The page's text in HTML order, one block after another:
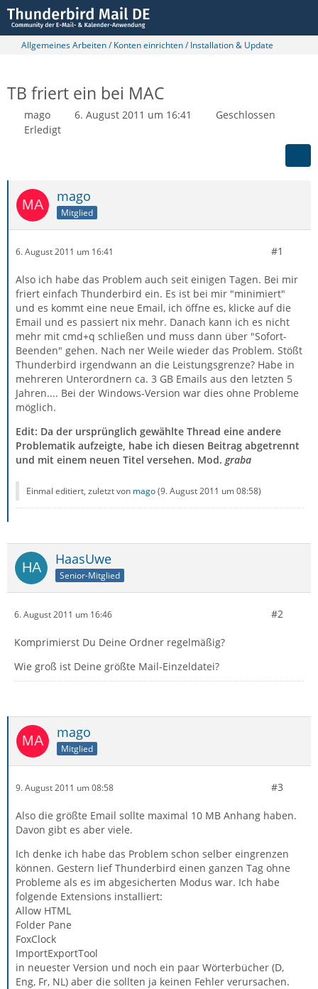
Allgemeines Arbeiten / Konten einrichten / Installation & Update
TB friert ein bei MAC
mago 6. August 2011 um 16:41
Geschlossen
Erledigt
mago
Mitglied
6. August 2011 um 16:41 #1
Also ich habe das Problem auch seit einigen Tagen. Bei mir
friert einfach Thunderbird ein. Es ist bei mir "minimiert"
und es kommt eine neue Email, ich öffne es, klicke auf die
Email und es passiert nix mehr. Danach kann ich es nicht
mehr mit cmd+q schließen und muss dann über "Sofort-
Beenden" gehen. Nach ner Weile wieder das Problem. Stößt
Thunderbird irgendwann an die Leistungsgrenze? Habe in
mehreren Unterordnern ca. 3 GB Emails aus den letzten 5
Jahren.... Bei der Windows-Version war dies ohne Probleme
möglich.
Edit: Da der ursprünglich gewählte Thread eine andere
Problematik aufzeigte, habe ich diesen Beitrag abgetrennt
und mit einem neuen Titel versehen. Mod. graba
Einmal editiert, zuletzt von mago(9. August 2011 um 08:58)
HaasUwe
Senior-Mitglied
6. August 2011 um 16:46 #2
Komprimierst Du Deine Ordner regelmäßig?
Wie groß ist Deine größte Mail-Einzeldatei?
mago
Mitglied
9. August 2011 um 08:58 #3
Also die größte Email sollte maximal 10 MB Anhang haben.
Davon gibt es aber viele.
Ich denke ich habe das Problem schon selber eingrenzen
können. Gestern lief Thunderbird einen ganzen Tag ohne
Probleme als es im abgesicherten Modus war. Ich habe
folgende Extensions installiert:
Allow HTML
Folder Pane
FoxClock
ImportExportTool
in neuester Version und noch ein paar Wörterbücher (D,
Eng, Fr, NL) aber die sollten ja keinen Fehler verursachen.